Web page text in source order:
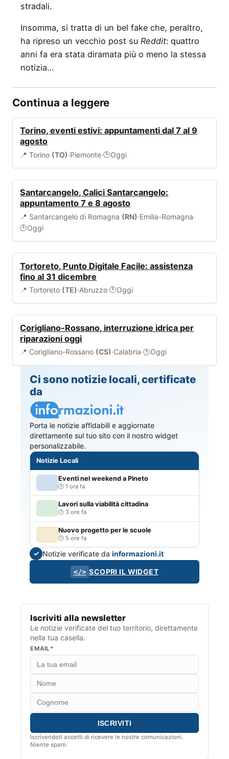
stradali.
Insomma, si tratta di un bel fake che, peraltro,
ha ripreso un vecchio post su Reddit: quattro
anni fa era stata diramata più o meno la stessa
notizia…
Continua a leggere
Torino, eventi estivi: appuntamenti dal 7 al 9
agosto
📍 Torino (TO)·Piemonte·🕒Oggi
Santarcangelo, Calici Santarcangelo:
appuntamento 7 e 8 agosto
📍 Santarcangelo di Romagna (RN)·Emilia-Romagna·
🕒Oggi
Tortoreto, Punto Digitale Facile: assistenza
fino al 31 dicembre
📍 Tortoreto (TE)·Abruzzo·🕒Oggi
Corigliano-Rossano, interruzione idrica per
riparazioni oggi
📍 Corigliano-Rossano (CS)·Calabria·🕒Oggi
Ci sono notizie locali, certificate
da
Porta le notizie affidabili e aggiornate
direttamente sul tuo sito con il nostro widget
personalizzabile.
Notizie Locali
Eventi nel weekend a Pineto
1 ora fa
Lavori sulla viabilità cittadina
3 ore fa
Nuovo progetto per le scuole
5 ore fa
✓ Notizie verificate dainformazioni.it
</> SCOPRI IL WIDGET
Iscriviti alla newsletter
Le notizie verificate del tuo territorio, direttamente
nella tua casella.
EMAIL*
Iscrivendoti accetti di ricevere le nostre comunicazioni.
Niente spam.